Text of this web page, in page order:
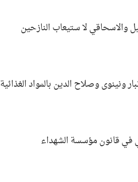
والاسحاقي لا ستيعاب النازحين
ونينوى وصلاح الدين بالمواد الغذائية
في قانون مؤسسة الشهداء